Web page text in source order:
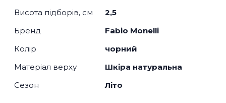
Висота підборів, см
2,5
Бренд
Fabio Monelli
Колір
чорний
Матеріал верху
Шкіра натуральна
Сезон
Літо